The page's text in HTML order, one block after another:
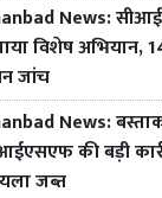
News:
विशेष अभियान,
जांच
News:
की बड़ी
जब्त